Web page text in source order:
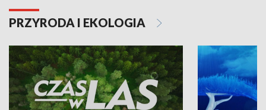
PRZYRODA I EKOLOGIA